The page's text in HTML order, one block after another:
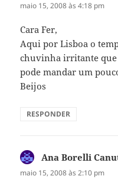
maio 15, 2008 às 4:18 pm
Cara Fer,
Aqui por Lisboa o
chuvinha irritante que
pode mandar um
Beijos
RESPONDER
Ana Borelli
maio 15, 2008 às 2:10 pm